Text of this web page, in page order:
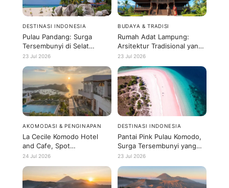
DESTINASI INDONESIA
Pulau Pandang: Surga
Tersembunyi di Selat
Malaka yang Belum Banyak
23 Jul 2026
BUDAYA & TRADISI
Rumah Adat Lampung:
Arsitektur Tradisional yang
Bikin Terpesona
23 Jul 2026
AKOMODASI & PENGINAPAN
La Cecile Komodo Hotel
and Cafe, Spot
Instagramable di Labuan
24 Jul 2026
DESTINASI INDONESIA
Pantai Pink Pulau Komodo,
Surga Tersembunyi yang
Wajib Dikunjungi
23 Jul 2026